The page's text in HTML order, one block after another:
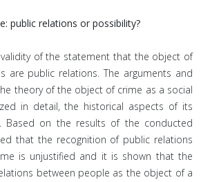
public relations or possibility?
of the statement that the object of
are public relations. The arguments and
theory of the object of crime as a social
in detail, the historical aspects of its
Based on the results of the conducted
that the recognition of public relations
is unjustified and it is shown that the
between people as the object of a